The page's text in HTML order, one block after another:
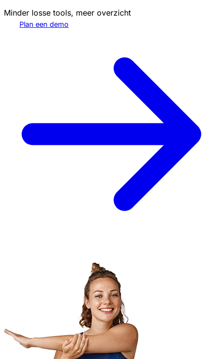
Minder losse tools, meer overzicht
Plan een demo